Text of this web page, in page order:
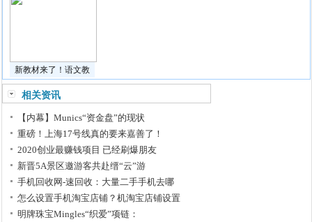
新教材来了！语文教
相关资讯
【内幕】Munics“资金盘”的现状
重磅！上海17号线真的要来嘉善了！
2020创业最赚钱项目 已经刷爆朋友
新晋5A景区邀游客共赴缙“云”游
手机回收网-速回收：大量二手手机去哪
怎么设置手机淘宝店铺？机淘宝店铺设置
明牌珠宝Mingles“织爱”项链：